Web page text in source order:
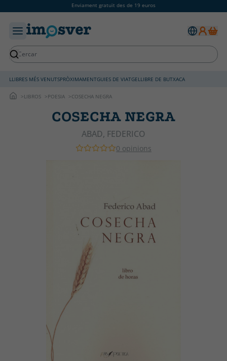
Enviament gratuït des de 19 euros
LLIBRES MÉS VENUTSPRÒXIMAMENTGUIES DE VIATGELLIBRE DE BUTXACA
LIBROS POESIA COSECHA NEGRA
COSECHA NEGRA
ABAD, FEDERICO
0 opinions